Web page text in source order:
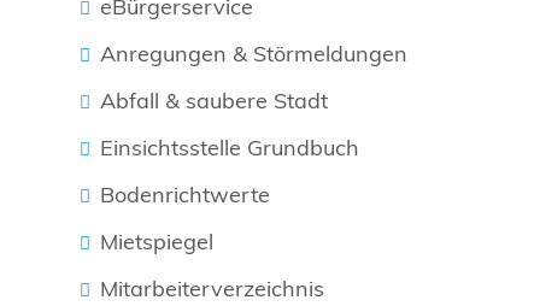
eBürgerservice
Anregungen & Störmeldungen
Abfall & saubere Stadt
Einsichtsstelle Grundbuch
Bodenrichtwerte
Mietspiegel
Mitarbeiterverzeichnis